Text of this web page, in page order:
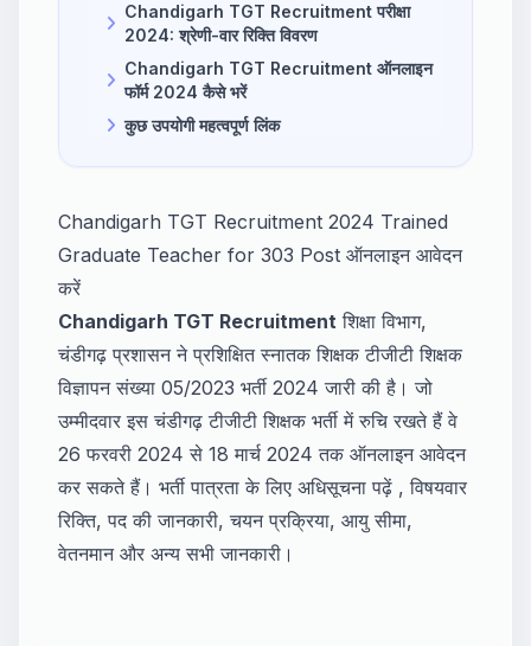
Chandigarh TGT Recruitment परीक्षा
2024: श्रेणी-वार रिक्ति विवरण
Chandigarh TGT Recruitment ऑनलाइन
फॉर्म 2024 कैसे भरें
कुछ उपयोगी महत्वपूर्ण लिंक
Chandigarh TGT Recruitment 2024 Trained
Graduate Teacher for 303 Post ऑनलाइन आवेदन
करें
Chandigarh TGT Recruitment शिक्षा विभाग,
चंडीगढ़ प्रशासन ने प्रशिक्षित स्नातक शिक्षक टीजीटी शिक्षक
विज्ञापन संख्या 05/2023 भर्ती 2024 जारी की है। जो
उम्मीदवार इस चंडीगढ़ टीजीटी शिक्षक भर्ती में रुचि रखते हैं वे
26 फरवरी 2024 से 18 मार्च 2024 तक ऑनलाइन आवेदन
कर सकते हैं। भर्ती पात्रता के लिए अधिसूचना पढ़ें , विषयवार
रिक्ति, पद की जानकारी, चयन प्रक्रिया, आयु सीमा,
वेतनमान और अन्य सभी जानकारी।